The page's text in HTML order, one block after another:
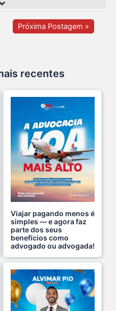
endereço certo: Clube da A s...
tarefas e aumentar a pro s...
julho, o Clube da Advocac s...
é tão importante quanto s...
celebrar a vida de qu s...
certo: Clube da Advoca s...
Próxima Postagem »
recentes
Viajar pagando menos é
simples — e agora faz
parte dos seus
benefícios como
advogado ou advogada!